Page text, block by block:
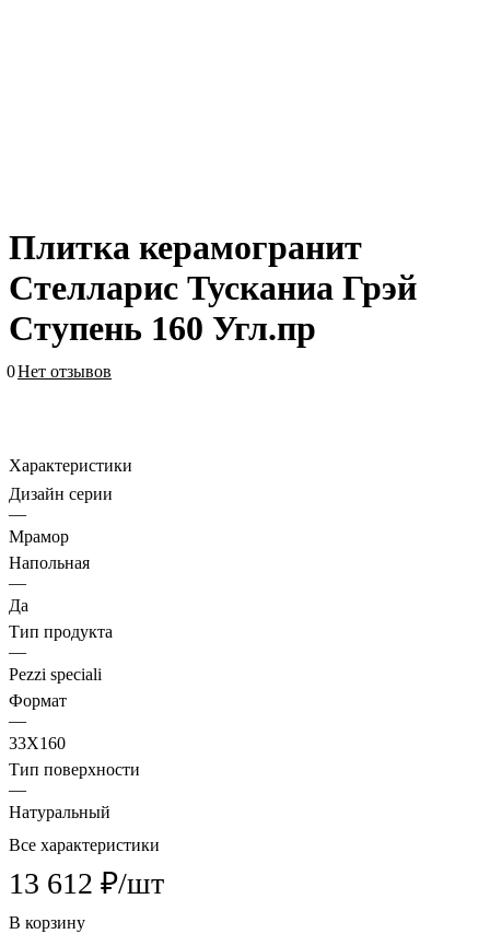
Плитка керамогранит
Стелларис Тусканиа Грэй
Ступень 160 Угл.пр
0Нет отзывов
Характеристики
Дизайн серии
—
Мрамор
Напольная
—
Да
Тип продукта
—
Pezzi speciali
Формат
—
33X160
Тип поверхности
—
Натуральный
Все характеристики
13 612 ₽/шт
В корзину